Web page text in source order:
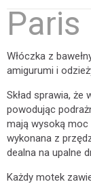
Paris
Włóczka z
amigurumi i
Skład sprawia, że
powodując
mają wysoką moc
wykonana z
dealna na upalne
Każdy motek